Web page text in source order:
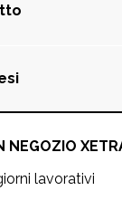
NEGOZIO
lavorativi